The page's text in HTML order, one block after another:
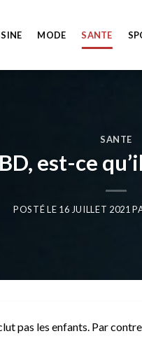
MODE SANTE
SANTE
est-ce
POSTÉ LE 16 JUILLET 2021
pas les enfants. Par